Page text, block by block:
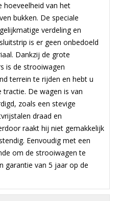
hoeveelheid van het
bukken. De speciale
verdeling en
is er geen onbedoeld
Dankzij de grote
is de strooiwagen
terrein te rijden en hebt u
De wagen is van
zoals een stevige
draad en
raakt hij niet gemakkelijk
Eenvoudig met een
om de strooiwagen te
garantie van 5 jaar op de